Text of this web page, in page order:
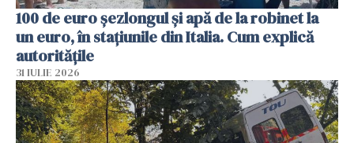
100 de euro șezlongul și apă de la robinet la
un euro, în stațiunile din Italia. Cum explică
autoritățile
31 IULIE 2026